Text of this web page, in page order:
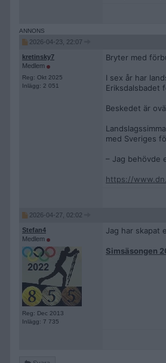
2026-04-23, 22:07
kretinsky7
Medlem
Reg: Okt 2025
Inlägg: 2 051
Bryter med
I sex år har
Eriksdalsbadet
Beskedet är
med Sveriges
– Jag behövde
https://
2026-04-27, 02:02
Stefan4
Medlem
Reg: Dec 2013
Inlägg: 7 735
Jag har skapat
Simsäsongen